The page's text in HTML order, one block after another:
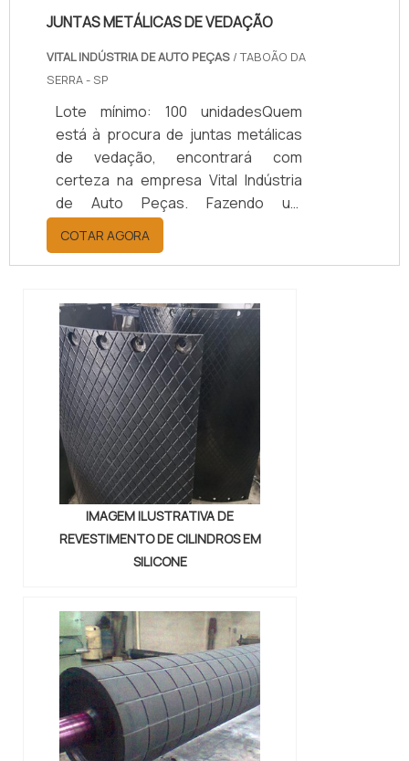
JUNTAS METÁLICAS DE VEDAÇÃO
VITAL INDÚSTRIA DE AUTO PEÇAS / TABOÃO DA
SERRA - SP
Lote mínimo: 100 unidadesQuem
está à procura de juntas metálicas
de vedação, encontrará com
certeza na empresa Vital Indústria
de Auto Peças. Fazendo um
orçamento por meio da maior
empresa da área, é possível achar a
sofisticação, qualidade e preço
questão é juntas metálicas de
vedação, com a melhor mão de obra
da Vital Indústria de Auto Peças, o
cliente receberá ótima qualidade
com responsabilidade ambient...
COTAR AGORA
IMAGEM ILUSTRATIVA DE
REVESTIMENTO DE CILINDROS EM
SILICONE